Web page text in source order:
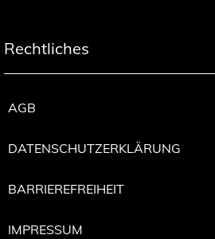
Rechtliches
AGB
DATENSCHUTZERKLÄRUNG
BARRIEREFREIHEIT
IMPRESSUM